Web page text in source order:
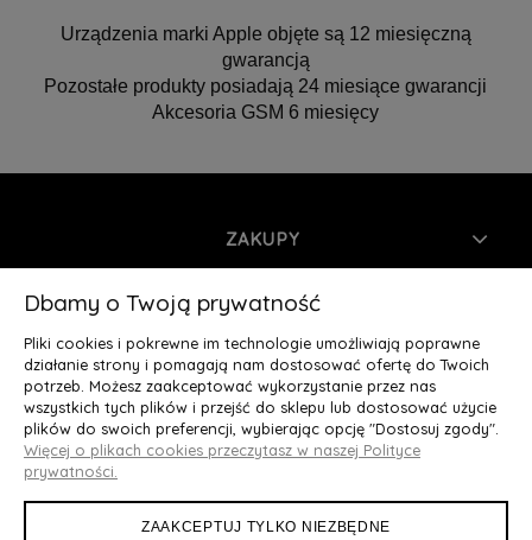
Urządzenia marki Apple objęte są 12 miesięczną
gwarancją
Pozostałe produkty posiadają 24 miesiące gwarancji
Akcesoria GSM 6 miesięcy
ZAKUPY
INFORMACJE
MOJE KONTO
O NAS
Deluxury.pl
Dbamy o Twoją prywatność
Pliki cookies i pokrewne im technologie umożliwiają poprawne
działanie strony i pomagają nam dostosować ofertę do Twoich
potrzeb. Możesz zaakceptować wykorzystanie przez nas
wszystkich tych plików i przejść do sklepu lub dostosować użycie
plików do swoich preferencji, wybierając opcję "Dostosuj zgody".
Więcej o plikach cookies przeczytasz w naszej Polityce
prywatności.
ZAAKCEPTUJ TYLKO NIEZBĘDNE